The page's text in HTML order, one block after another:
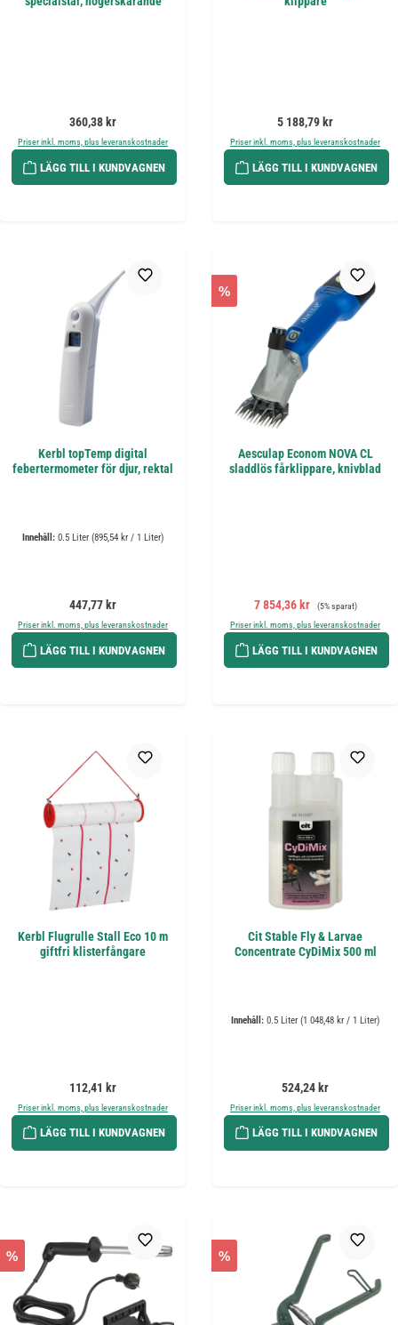
Ordinarie pris:
360,38 kr
Priser inkl. moms, plus leveranskostnader
LÄGG TILL I KUNDVAGNEN
Ordinarie pris:
5 188,79 kr
Priser inkl. moms, plus leveranskostnader
LÄGG TILL I KUNDVAGNEN
Kerbl topTemp digital
febertermometer för djur, rektal
Innehåll: 0.5 Liter (895,54 kr / 1 Liter)
Ordinarie pris:
447,77 kr
Priser inkl. moms, plus leveranskostnader
LÄGG TILL I KUNDVAGNEN
%
Aesculap Econom NOVA CL
sladdlös fårklippare, knivblad
Försäljningspris:
7 854,36 kr Ordinarie pris:
(5% sparat)
Priser inkl. moms, plus leveranskostnader
LÄGG TILL I KUNDVAGNEN
Kerbl Flugrulle Stall Eco 10 m
giftfri klisterfångare
Ordinarie pris:
112,41 kr
Priser inkl. moms, plus leveranskostnader
LÄGG TILL I KUNDVAGNEN
Cit Stable Fly & Larvae
Concentrate CyDiMix 500 ml
Innehåll: 0.5 Liter (1 048,48 kr / 1 Liter)
Ordinarie pris:
524,24 kr
Priser inkl. moms, plus leveranskostnader
LÄGG TILL I KUNDVAGNEN
% %